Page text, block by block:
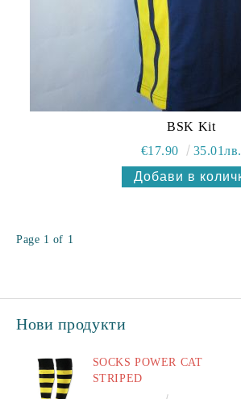
BSK Kit
€17.90
35.01лв.
Page 1 of 1
Нови продукти
SOCKS POWER CAT
STRIPED